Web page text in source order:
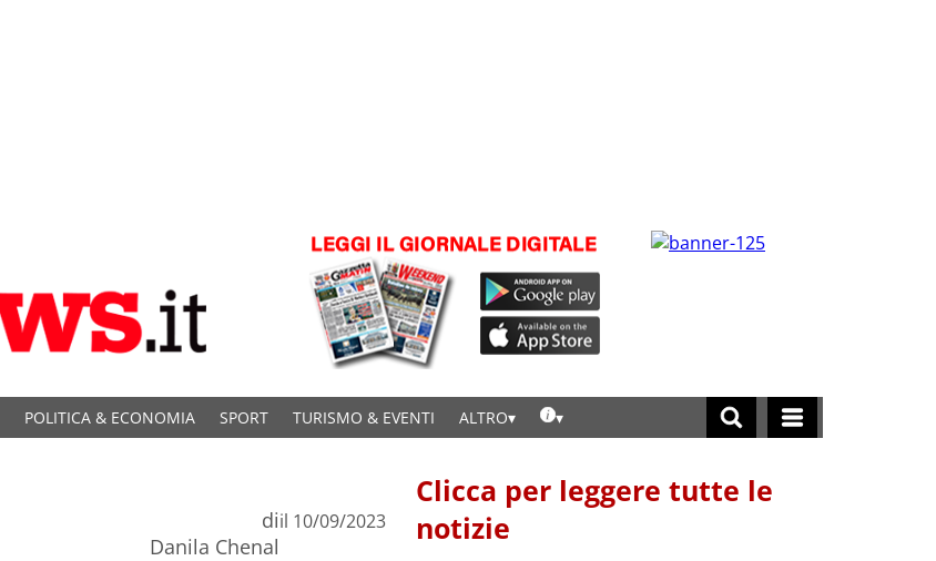
POLITICA & ECONOMIA SPORT TURISMO & EVENTI ALTRO
di
Danila Chenal
il 10/09/2023
Clicca per leggere tutte le
notizie